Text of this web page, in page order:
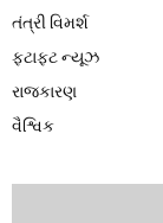
તંત્રી વિમર્શ
ફટાફટ ન્યૂઝ
રાજકારણ
વૈશ્વિક